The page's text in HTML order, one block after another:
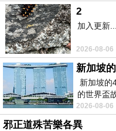
找了很多【E&I】-凝
(單售款)評論跟比價
算，發現它真的很不錯
而且在網路上購買，
賞期，不滿意
貴!
2
加入更新
2026-08-06
新加坡
新加坡
的世界盃
2026-08-06
邪正道殊苦樂各異